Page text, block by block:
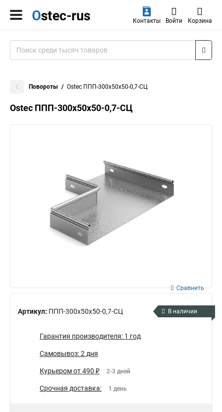
Контакты Войти Корзина
Повороты Ostec ППП-300х50х50-0,7-СЦ
Ostec ППП-300х50х50-0,7-СЦ
Артикул: ППП-300х50х50-0,7-СЦ
Сравнить
В наличии
Гарантия производителя: 1 год
Самовывоз: 2 дня
Курьером от 490 ₽ 2-3 дней
Срочная доставка: 1 день